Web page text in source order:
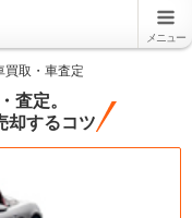
メニュー
買取・車査定
査定。
却するコツ